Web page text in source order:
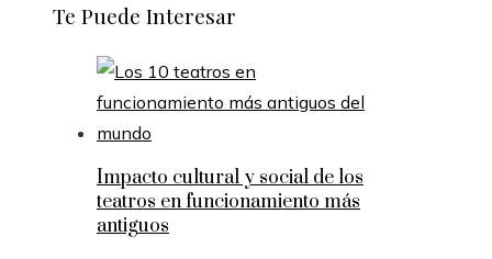
Te Puede Interesar
Impacto cultural y social de los
teatros en funcionamiento más
antiguos